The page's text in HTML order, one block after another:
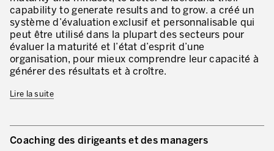
capability to generate results and to grow. a créé un
système d’évaluation exclusif et personnalisable qui
peut être utilisé dans la plupart des secteurs pour
évaluer la maturité et l’état d’esprit d’une
organisation, pour mieux comprendre leur capacité à
générer des résultats et à croître.
Lire la suite
Coaching des dirigeants et des managers